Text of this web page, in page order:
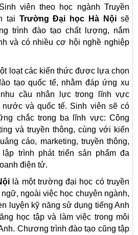
viên theo học ngành Truyền
tại Trường Đại học Hà Nội sẽ
trình đào tạo chất lượng, nắm
và có nhiều cơ hội nghề nghiệp
loạt các kiến thức được lựa chọn
tạo quốc tế, nhằm đáp ứng xu
cầu nhân lực trong lĩnh vực
nước và quốc tế. Sinh viên sẽ có
chắc trong ba lĩnh vực: Công
và truyền thông, cùng với kiến
cáo, marketing, truyền thông,
trình phát triển sản phẩm đa
điện tử.
là một trường đại học có truyền
ngoài việc học chuyên ngành,
luyện kỹ năng sử dụng tiếng Anh
học tập và làm việc trong môi
Chương trình đào tạo cũng tập